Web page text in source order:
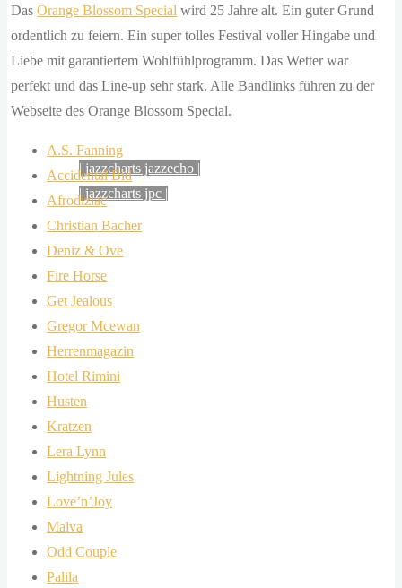
der
sonne,
als
die
menschheit
einem
ganzen
verbraucht.
zitat:
gerhard
desertec
foundation
musik – rückblicke
jazzpages
| jazzcharts jazzecho |
| jazzcharts jpc |
DasOrange Blossom Special wird 25 Jahre alt. Ein guter Grund
ordentlich zu feiern. Ein super tolles Festival voller Hingabe und
Liebe mit garantiertem Wohlfühlprogramm. Das Wetter war
perfekt und das Line-up sehr stark. Alle Bandlinks führen zu der
Webseite des Orange Blossom Special.
A.S. Fanning
Accidental Bid
Afrodiziac
Christian Bacher
Deniz & Ove
Fire Horse
Get Jealous
Gregor Mcewan
Herrenmagazin
Hotel Rimini
Husten
Kratzen
Lera Lynn
Lightning Jules
Love’n’Joy
Malva
Odd Couple
Palila